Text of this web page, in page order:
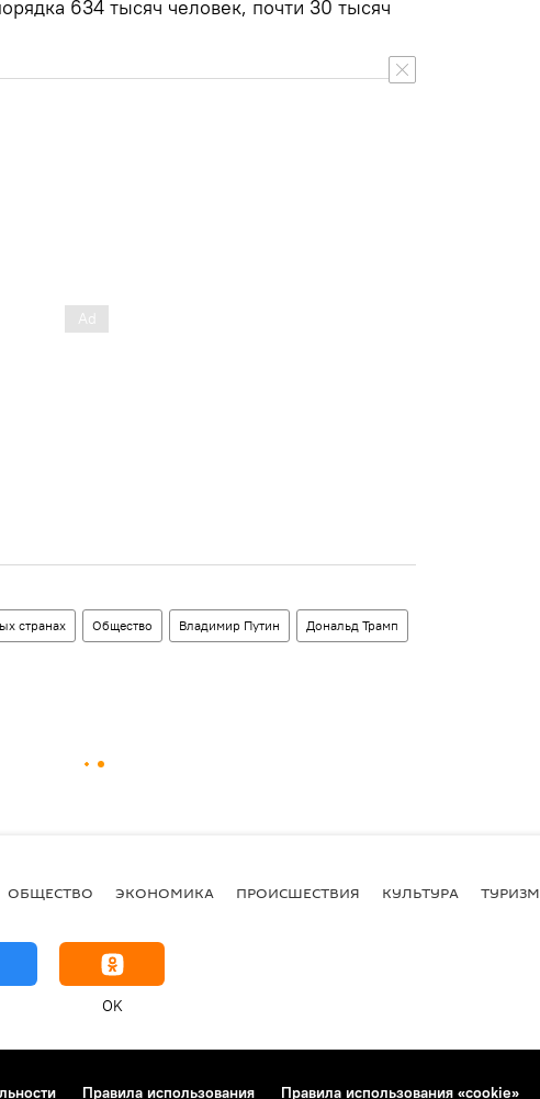
634 тысяч человек, почти 30 тысяч
странах Общество Владимир Путин Дональд Трамп
ОБЩЕСТВО ЭКОНОМИКА ПРОИСШЕСТВИЯ КУЛЬТУРА ТУРИЗМ
OK
Правила использования Правила использования «cookie»